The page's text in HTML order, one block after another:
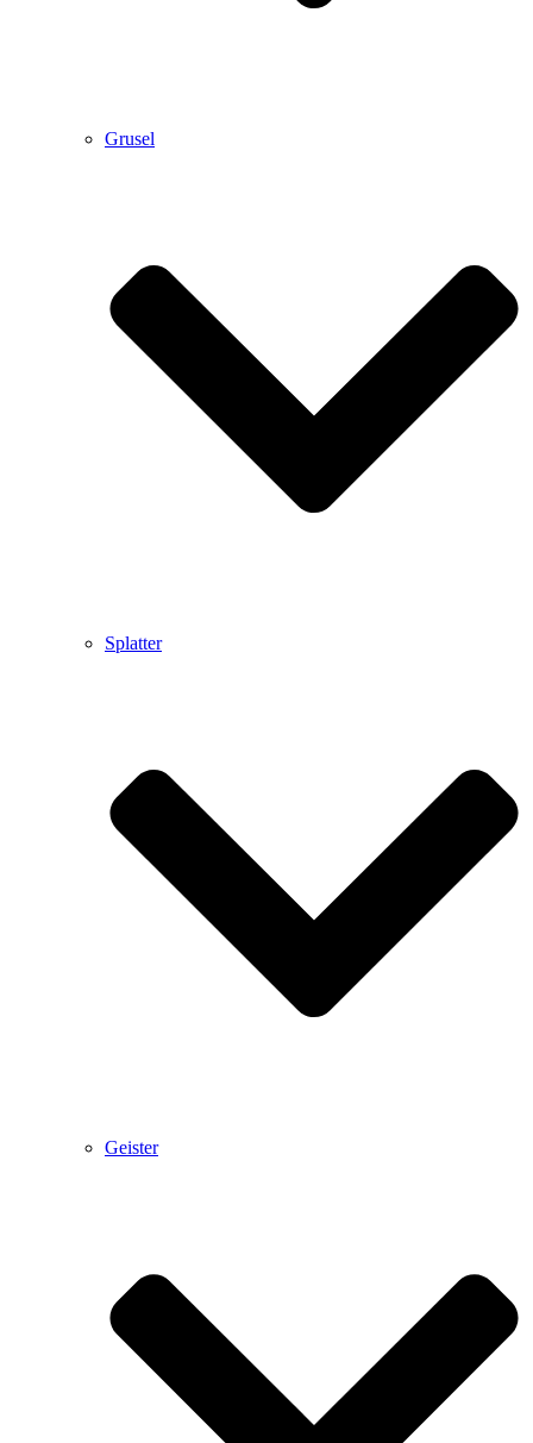
Grusel
Splatter
Geister